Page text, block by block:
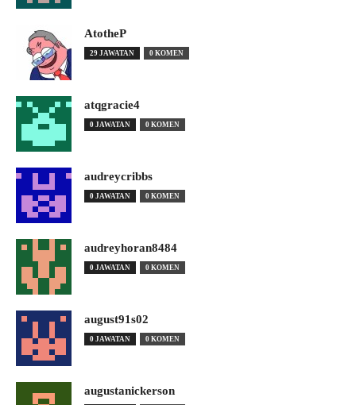
AtotheP
29 JAWATAN 0 KOMEN
atqgracie4
0 JAWATAN 0 KOMEN
audreycribbs
0 JAWATAN 0 KOMEN
audreyhoran8484
0 JAWATAN 0 KOMEN
august91s02
0 JAWATAN 0 KOMEN
augustanickerson